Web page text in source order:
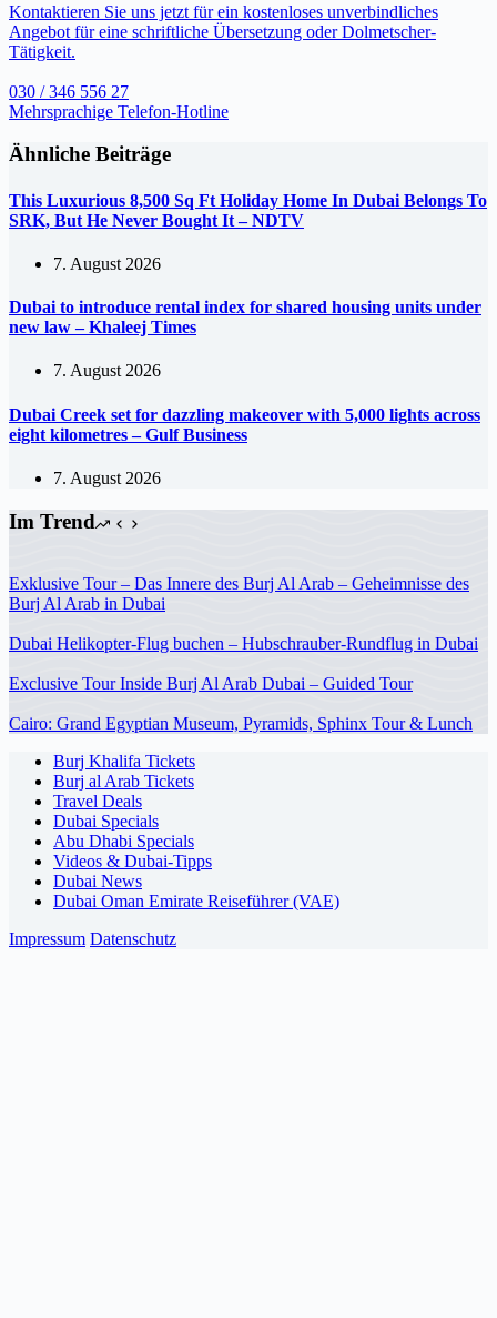
Kontaktieren Sie uns jetzt für ein kostenloses unverbindliches
Angebot für eine schriftliche Übersetzung oder Dolmetscher-
Tätigkeit.
030 / 346 556 27
Mehrsprachige Telefon-Hotline
Ähnliche Beiträge
This Luxurious 8,500 Sq Ft Holiday Home In Dubai Belongs To
SRK, But He Never Bought It – NDTV
7. August 2026
Dubai to introduce rental index for shared housing units under
new law – Khaleej Times
7. August 2026
Dubai Creek set for dazzling makeover with 5,000 lights across
eight kilometres – Gulf Business
7. August 2026
Im Trend
Exklusive Tour – Das Innere des Burj Al Arab – Geheimnisse des
Burj Al Arab in Dubai
Dubai Helikopter-Flug buchen – Hubschrauber-Rundflug in Dubai
Exclusive Tour Inside Burj Al Arab Dubai – Guided Tour
Cairo: Grand Egyptian Museum, Pyramids, Sphinx Tour & Lunch
Burj Khalifa Tickets
Burj al Arab Tickets
Travel Deals
Dubai Specials
Abu Dhabi Specials
Videos & Dubai-Tipps
Dubai News
Dubai Oman Emirate Reiseführer (VAE)
Impressum Datenschutz